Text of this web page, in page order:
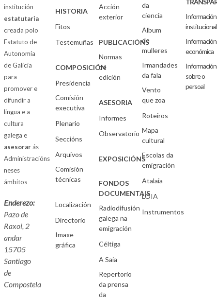
institución
estatutaria
creada polo
Estatuto de
Autonomía
de Galicia
para
promover e
difundir a
lingua e a
cultura
galega e
asesorarás
Administracións
neses
ámbitos
Enderezo:
Pazo de
Raxoi, 2
andar
15705
Santiago
de
Compostela
HISTORIA
Fitos
Testemuñas
COMPOSICIÓN
Presidencia
Comisión
executiva
Plenario
Seccións
Arquivos
Comisión
técnicas
Localización
Directorio
Imaxe
gráfica
Acción
exterior
PUBLICACIÓNS
Normas
de
edición
ASESORIA
Informes
Observatorio
EXPOSICIÓNS
FONDOS
DOCUMENTAIS
Radiodifusión
galega na
emigración
Céltiga
A Saia
Repertorio
da prensa
da
da
ciencia
Álbum
de
mulleres
Irmandades
da fala
Vento
que zoa
Roteiros
Mapa
cultural
Escolas da
emigración
Atalaia
LOIA
Instrumentos
Información
institucional
Información
económica
Información
sobre o
persoal